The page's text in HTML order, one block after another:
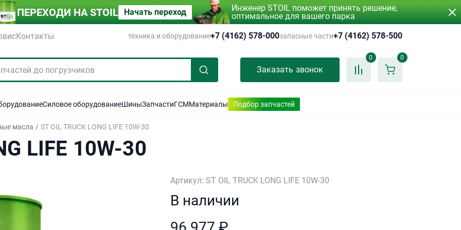
ПЕРЕХОДИ НА STOIL Начать переход
Инженер STOIL поможет принять решение,
оптимальное для вашего парка
Контакты техника и оборудование+7 (4162) 578-000запасные части+7 (4162) 578-500
Заказать звонок
0 0
Силовое оборудованиеШиныЗапчастиГСММатериалы Подбор запчастей
масла / ST OIL TRUCK LONG LIFE 10W-30
LIFE 10W-30
Артикул: ST OIL TRUCK LONG LIFE 10W-30
В наличии